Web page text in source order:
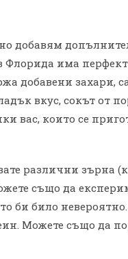
добавям
Флорида има
добавени захари,
вкус, сокът от
вас, които се
различни зърна
също да
би било
Можете също да